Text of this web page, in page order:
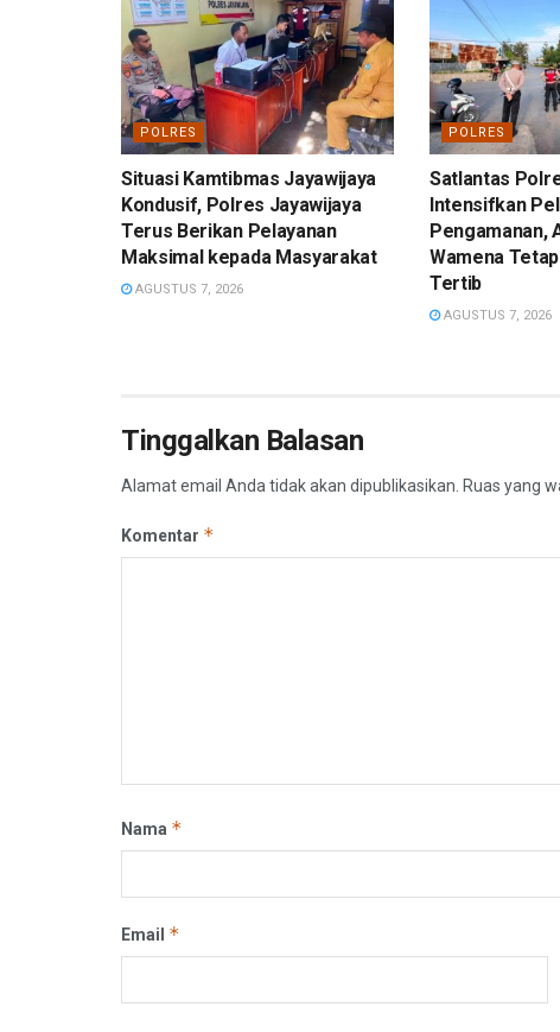
POLRES
Situasi Kamtibmas Jayawijaya
Kondusif, Polres Jayawijaya
Terus Berikan Pelayanan
Maksimal kepada Masyarakat
AGUSTUS 7, 2026
POLRES
Satlantas
Intensifkan
Pengamanan,
Wamena
Tertib
AGUSTUS 7, 2026
Tinggalkan Balasan
Alamat email Anda tidak akan dipublikasikan. Ruas yang
Komentar *
Nama *
Email *